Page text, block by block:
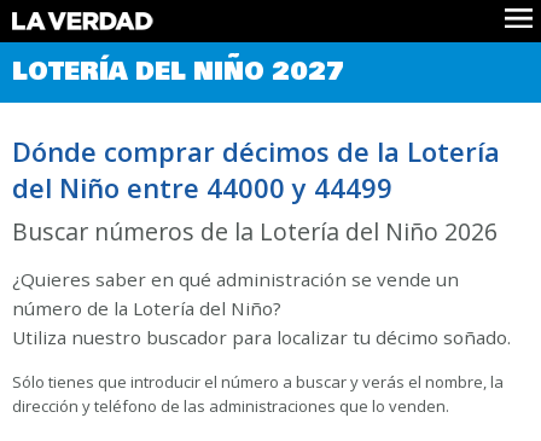
Comprobar Loteria del Niño
Premios
Noticias
Datos
Historia
LOTERÍA DEL NIÑO 2027
Dónde comprar décimos de la Lotería
del Niño entre 44000 y 44499
Buscar números de la Lotería del Niño 2026
¿Quieres saber en qué administración se vende un
número de la Lotería del Niño?
Utiliza nuestro buscador para localizar tu décimo soñado.
Sólo tienes que introducir el número a buscar y verás el nombre, la
dirección y teléfono de las administraciones que lo venden.